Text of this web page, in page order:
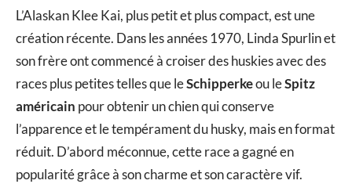
L’Alaskan Klee Kai, plus petit et plus compact, est une
création récente. Dans les années 1970, Linda Spurlin et
son frère ont commencé à croiser des huskies avec des
races plus petites telles que leSchipperkeou leSpitz
américain pour obtenir un chien qui conserve
l’apparence et le tempérament du husky, mais en format
réduit. D’abord méconnue, cette race a gagné en
popularité grâce à son charme et son caractère vif.